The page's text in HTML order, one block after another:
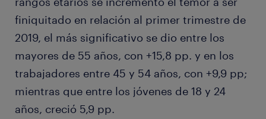
finiquitado en relación al primer trimestre de
2019, el más significativo se dio entre los
mayores de 55 años, con +15,8 pp. y en los
trabajadores entre 45 y 54 años, con +9,9 pp;
mientras que entre los jóvenes de 18 y 24
años, creció 5,9 pp.